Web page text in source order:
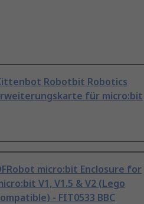
Robotbit Robotics
für micro:bit
micro:bit Enclosure for
V1, V1.5 & V2 (Lego
- FIT0533 BBC